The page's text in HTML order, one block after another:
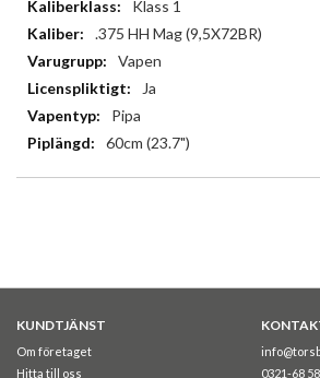
Klass 1
.375 HH Mag (9,5X72BR)
Vapen
Ja
Pipa
60cm (23.7")
KUNDTJÄNST
Om företaget
Hitta till oss
0321-68